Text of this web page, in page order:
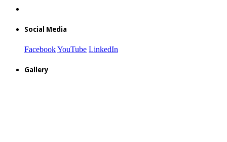
Social Media
FacebookYouTube LinkedIn
Gallery